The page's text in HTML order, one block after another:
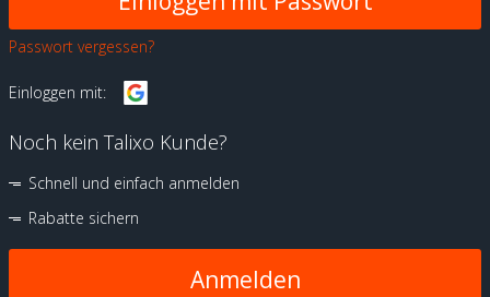
Passwort vergessen?
Einloggen mit:
Noch kein Talixo Kunde?
Schnell und einfach anmelden
Rabatte sichern
Anmelden